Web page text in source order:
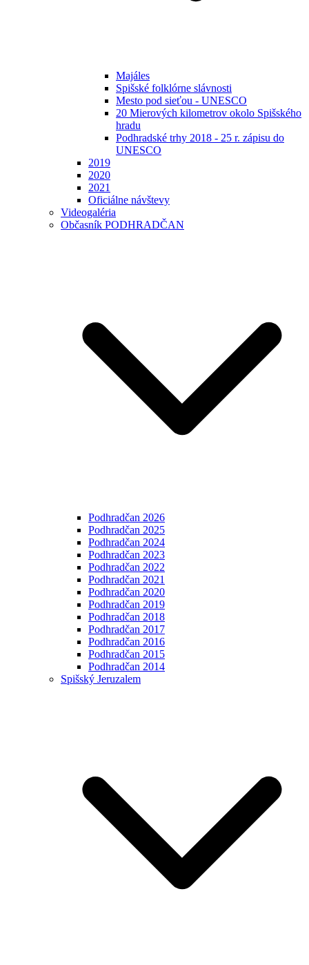
Majáles
Spišské folklórne slávnosti
Mesto pod sieťou - UNESCO
20 Mierových kilometrov okolo Spišského
hradu
Podhradské trhy 2018 - 25 r. zápisu do
UNESCO
2019
2020
2021
Oficiálne návštevy
Videogaléria
Občasník PODHRADČAN
Podhradčan 2026
Podhradčan 2025
Podhradčan 2024
Podhradčan 2023
Podhradčan 2022
Podhradčan 2021
Podhradčan 2020
Podhradčan 2019
Podhradčan 2018
Podhradčan 2017
Podhradčan 2016
Podhradčan 2015
Podhradčan 2014
Spišský Jeruzalem